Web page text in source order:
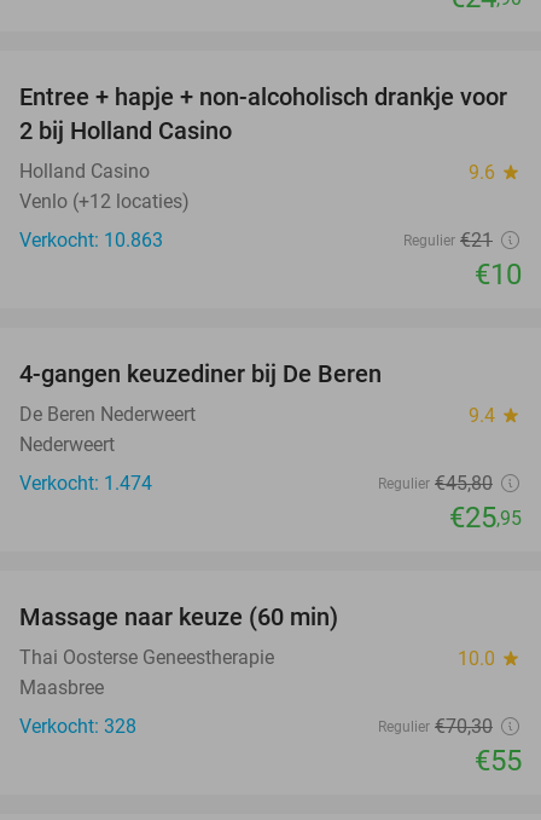
52%
Entree + hapje + non-alcoholisch drankje voor
2 bij Holland Casino
Holland Casino 9.6 star
Venlo (+12 locaties)
Verkocht: 10.863
Regulier €21
€10
4-gangen keuzediner bij De Beren
De Beren Nederweert 9.4 star
Nederweert
Verkocht: 1.474
Regulier €45,80
€25,95
Massage naar keuze (60 min)
Thai Oosterse Geneestherapie 10.0 star
Maasbree
Verkocht: 328
Regulier €70,30
€55